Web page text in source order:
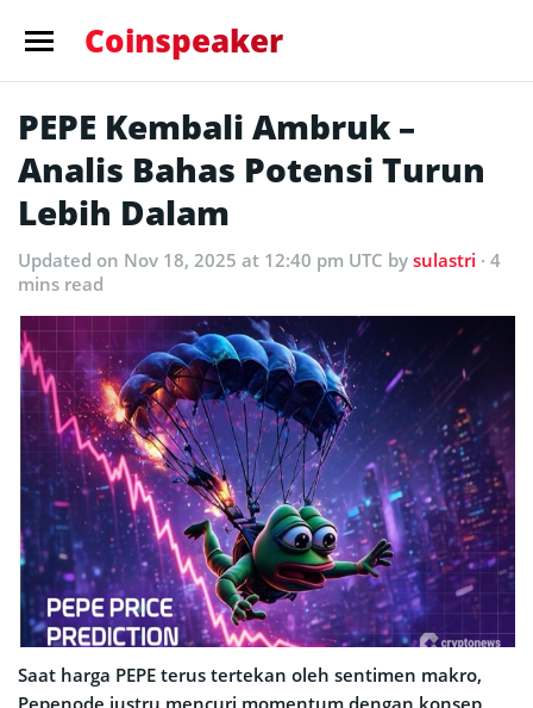
Coinspeaker
PEPE Kembali Ambruk –
Analis Bahas Potensi Turun
Lebih Dalam
Updated on Nov 18, 2025 at 12:40 pm UTC by sulastri · 4
mins read
Saat harga PEPE terus tertekan oleh sentimen makro,